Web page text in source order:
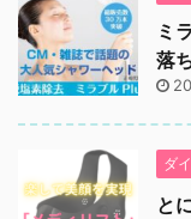
ミ
落
ダ
と